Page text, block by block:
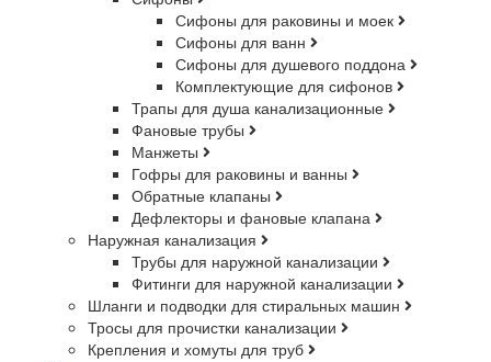
Сифоны для раковины и моек
Сифоны для ванн
Сифоны для душевого поддона
Комплектующие для сифонов
Трапы для душа канализационные
Фановые трубы
Манжеты
Гофры для раковины и ванны
Обратные клапаны
Дефлекторы и фановые клапана
Наружная канализация
Трубы для наружной канализации
Фитинги для наружной канализации
Шланги и подводки для стиральных машин
Тросы для прочистки канализации
Крепления и хомуты для труб